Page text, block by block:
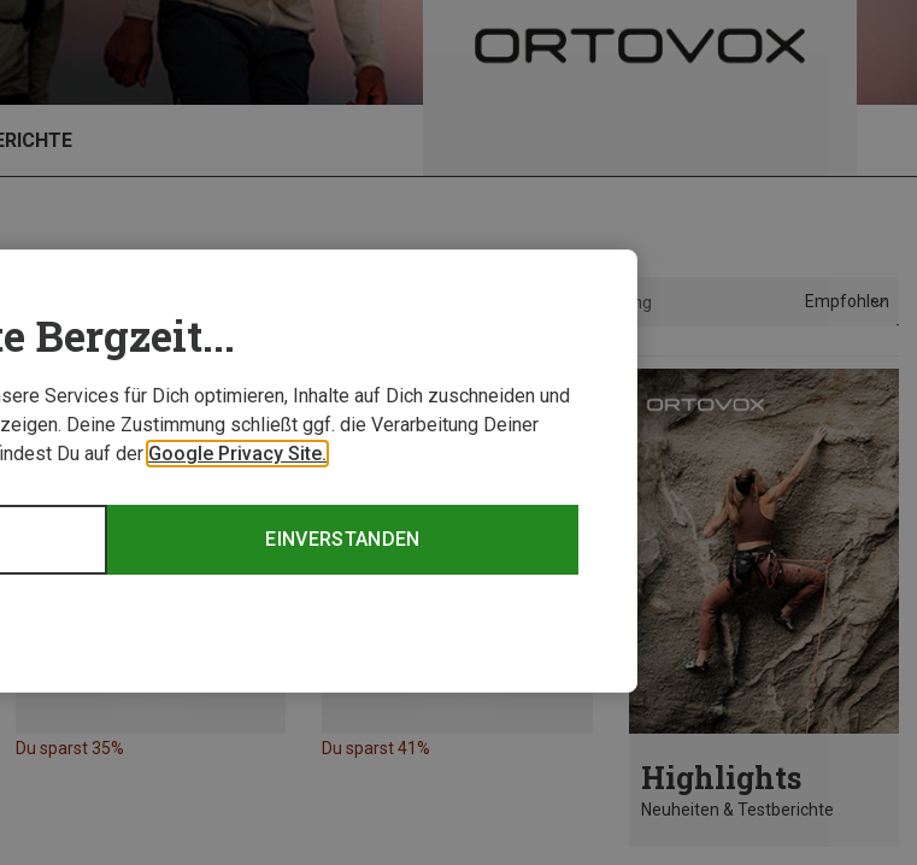
Sortierung Empfohlen
Du sparst 35% Du sparst 41%
Highlights
Neuheiten & Testberichte
Bergzeit...
Services für Dich optimieren, Inhalte auf Dich zuschneiden und
Deine Zustimmung schließt ggf. die Verarbeitung Deiner
Du auf der Google Privacy Site.
EINVERSTANDEN